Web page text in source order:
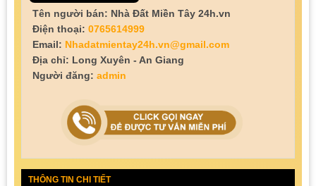
Tên người bán: Nhà Đất Miền Tây 24h.vn
Điện thoại: 0765614999
Email: Nhadatmientay24h.vn@gmail.com
Địa chỉ: Long Xuyên - An Giang
Người đăng: admin
THÔNG TIN CHI TIẾT